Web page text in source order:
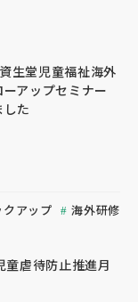
生堂児童福祉海外
アップセミナー
た
クアップ 海外研修
童虐待防止推進月